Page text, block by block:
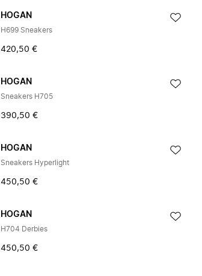
HOGAN
H699 Sneakers
420,50 €
HOGAN
Sneakers H705
390,50 €
HOGAN
Sneakers Hyperlight
450,50 €
HOGAN
H704 Derbies
450,50 €